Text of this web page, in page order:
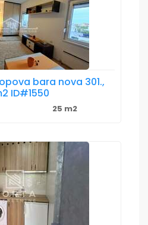
bara nova 301.,
ID#1550
25 m2